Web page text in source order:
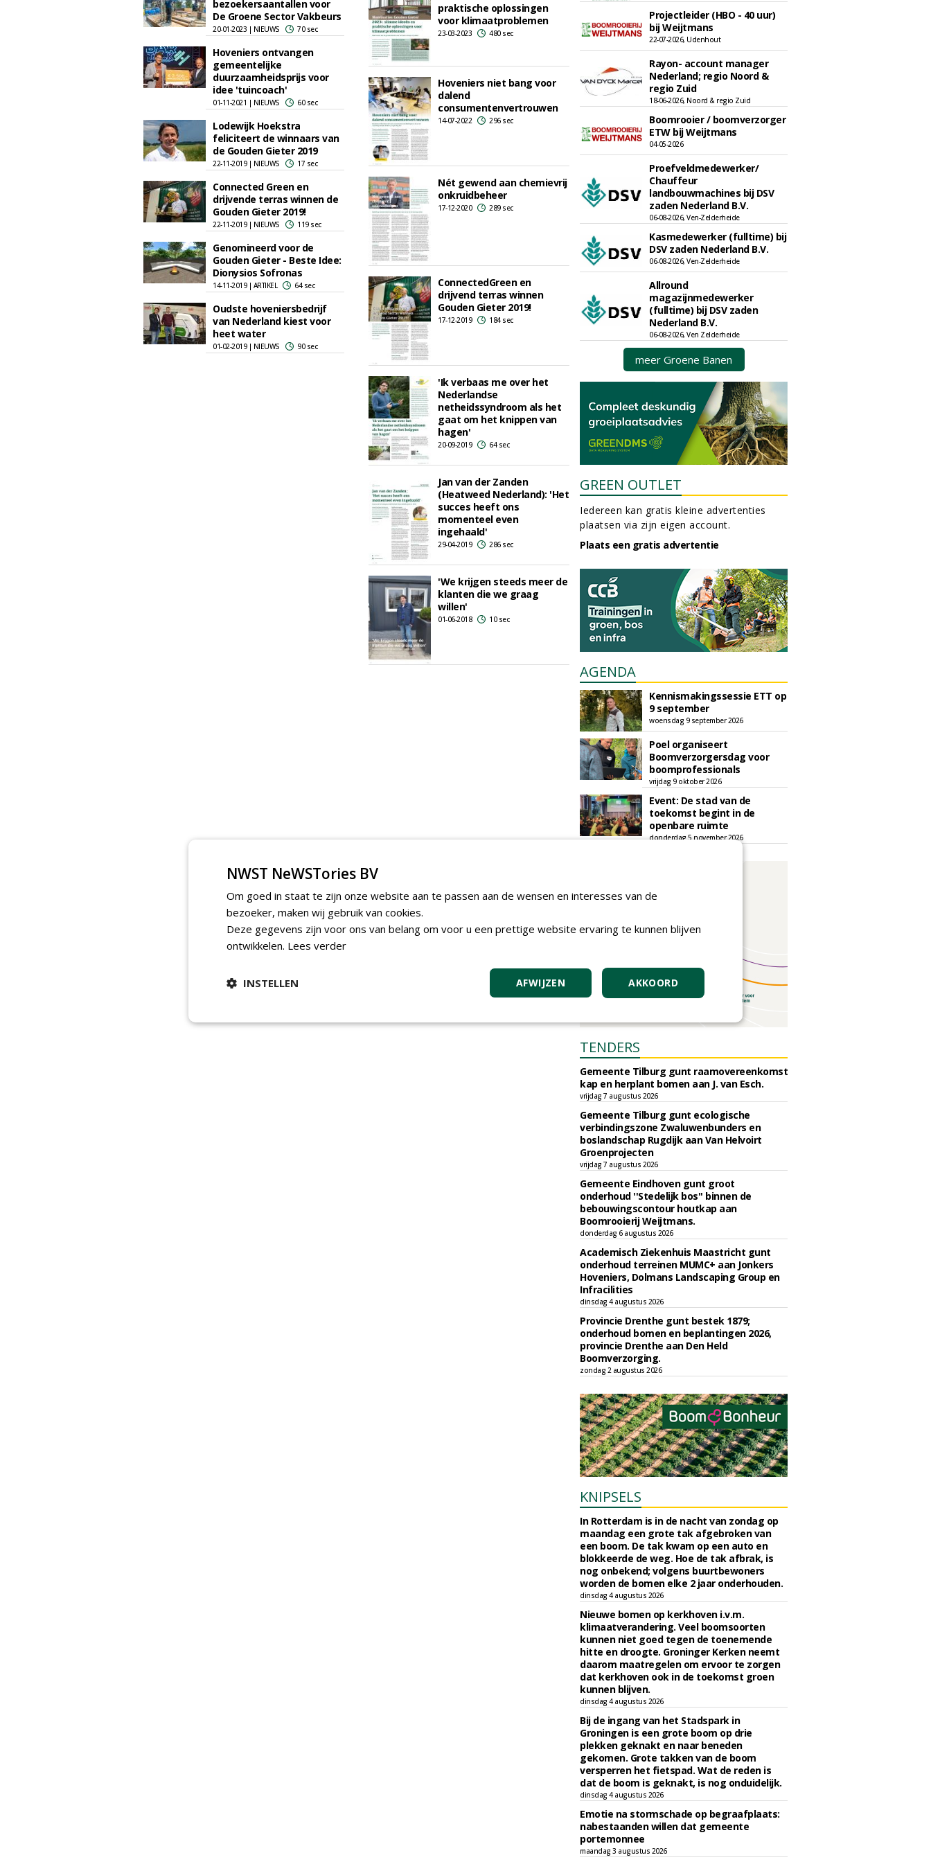
bezoekersaantallen voor
De Groene Sector Vakbeurs
20-01-2023 | NIEUWS 70 sec
Hoveniers ontvangen
gemeentelijke
duurzaamheidsprijs voor
idee 'tuincoach'
01-11-2021 | NIEUWS 60 sec
Lodewijk Hoekstra
feliciteert de winnaars van
de Gouden Gieter 2019
22-11-2019 | NIEUWS 17 sec
Connected Green en
drijvende terras winnen de
Gouden Gieter 2019!
22-11-2019 | NIEUWS 119 sec
Genomineerd voor de
Gouden Gieter - Beste Idee:
Dionysios Sofronas
14-11-2019 | ARTIKEL 64 sec
Oudste hoveniersbedrijf
van Nederland kiest voor
heet water
01-02-2019 | NIEUWS 90 sec
praktische oplossingen
voor klimaatproblemen
23-03-2023 480 sec
Hoveniers niet bang voor
dalend
consumentenvertrouwen
14-07-2022 296 sec
Nét gewend aan chemievrij
onkruidbeheer
17-12-2020 289 sec
ConnectedGreen en
drijvend terras winnen
Gouden Gieter 2019!
17-12-2019 184 sec
'Ik verbaas me over het
Nederlandse
netheidssyndroom als het
gaat om het knippen van
hagen'
20-09-2019 64 sec
Jan van der Zanden
(Heatweed Nederland): 'Het
succes heeft ons
momenteel even
ingehaald'
29-04-2019 286 sec
'We krijgen steeds meer de
klanten die we graag
willen'
01-06-2018 10 sec
Projectleider (HBO - 40 uur)
bij Weijtmans
22-07-2026, Udenhout
Rayon- account manager
Nederland; regio Noord &
regio Zuid
18-06-2026, Noord & regio Zuid
Boomrooier / boomverzorger
ETW bij Weijtmans
04-05-2026
Proefveldmedewerker/
Chauffeur
landbouwmachines bij DSV
zaden Nederland B.V.
06-08-2026, Ven-Zelderheide
Kasmedewerker (fulltime) bij
DSV zaden Nederland B.V.
06-08-2026, Ven-Zelderheide
Allround
magazijnmedewerker
(fulltime) bij DSV zaden
Nederland B.V.
06-08-2026, Ven Zelderheide
meer Groene Banen
GREEN OUTLET
Iedereen kan gratis kleine advertenties
plaatsen via zijn eigen account.
Plaats een gratis advertentie
AGENDA
Kennismakingssessie ETT op
9 september
woensdag 9 september 2026
Poel organiseert
Boomverzorgersdag voor
boomprofessionals
vrijdag 9 oktober 2026
Event: De stad van de
toekomst begint in de
openbare ruimte
donderdag 5 november 2026
TENDERS
Gemeente Tilburg gunt raamovereenkomst
kap en herplant bomen aan J. van Esch.
vrijdag 7 augustus 2026
Gemeente Tilburg gunt ecologische
verbindingszone Zwaluwenbunders en
boslandschap Rugdijk aan Van Helvoirt
Groenprojecten
vrijdag 7 augustus 2026
Gemeente Eindhoven gunt groot
onderhoud ''Stedelijk bos'' binnen de
bebouwingscontour houtkap aan
Boomrooierij Weijtmans.
donderdag 6 augustus 2026
Academisch Ziekenhuis Maastricht gunt
onderhoud terreinen MUMC+ aan Jonkers
Hoveniers, Dolmans Landscaping Group en
Infracilities
dinsdag 4 augustus 2026
Provincie Drenthe gunt bestek 1879;
onderhoud bomen en beplantingen 2026,
provincie Drenthe aan Den Held
Boomverzorging.
zondag 2 augustus 2026
KNIPSELS
In Rotterdam is in de nacht van zondag op
maandag een grote tak afgebroken van
een boom. De tak kwam op een auto en
blokkeerde de weg. Hoe de tak afbrak, is
nog onbekend; volgens buurtbewoners
worden de bomen elke 2 jaar onderhouden.
dinsdag 4 augustus 2026
Nieuwe bomen op kerkhoven i.v.m.
klimaatverandering. Veel boomsoorten
kunnen niet goed tegen de toenemende
hitte en droogte. Groninger Kerken neemt
daarom maatregelen om ervoor te zorgen
dat kerkhoven ook in de toekomst groen
kunnen blijven.
dinsdag 4 augustus 2026
Bij de ingang van het Stadspark in
Groningen is een grote boom op drie
plekken geknakt en naar beneden
gekomen. Grote takken van de boom
versperren het fietspad. Wat de reden is
dat de boom is geknakt, is nog onduidelijk.
dinsdag 4 augustus 2026
Emotie na stormschade op begraafplaats:
nabestaanden willen dat gemeente
portemonnee
maandag 3 augustus 2026
NWST NeWSTories BV
Om goed in staat te zijn onze website aan te passen aan de wensen en interesses van de
bezoeker, maken wij gebruik van cookies.
Deze gegevens zijn voor ons van belang om voor u een prettige website ervaring te kunnen blijven
ontwikkelen. Lees verder
AKKOORD
AFWIJZEN
INSTELLEN